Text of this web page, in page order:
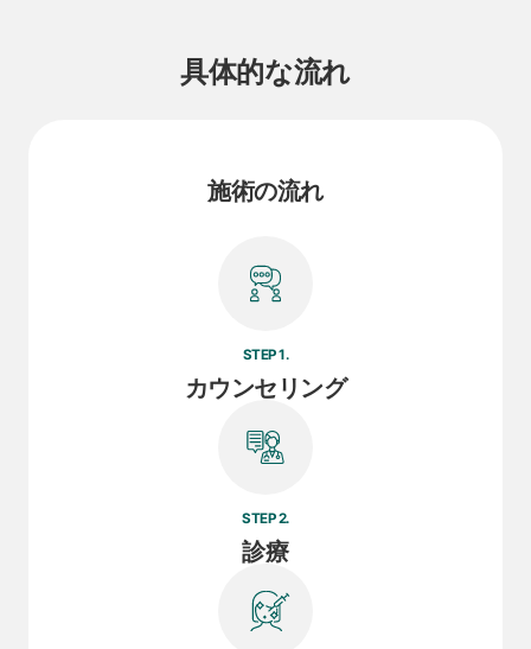
具体的な流れ
施術の流れ
STEP 1.
カウンセリング
STEP 2.
診療